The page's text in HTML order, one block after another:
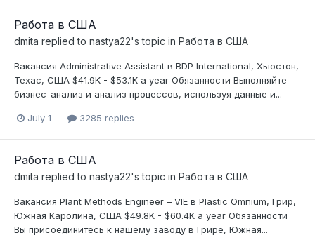
Работа в США
dmita replied to nastya22's topic in Работа в США
Вакансия Administrative Assistant в BDP International, Хьюстон,
Техас, США $41.9K - $53.1K a year Обязанности Выполняйте
бизнес-анализ и анализ процессов, используя данные и...
July 1 3285 replies
Работа в США
dmita replied to nastya22's topic in Работа в США
Вакансия Plant Methods Engineer – VIE в Plastic Omnium, Грир,
Южная Каролина, США $49.8K - $60.4K a year Обязанности
Вы присоединитесь к нашему заводу в Грире, Южная...